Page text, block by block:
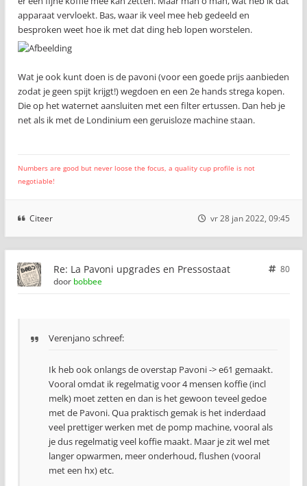
apparaat vervloekt. Bas, waar ik veel mee heb gedeeld en
besproken weet hoe ik met dat ding heb lopen worstelen.
Wat je ook kunt doen is de pavoni (voor een goede prijs aanbieden
zodat je geen spijt krijgt!) wegdoen en een 2e hands strega kopen.
Die op het waternet aansluiten met een filter ertussen. Dan heb je
net als ik met de Londinium een geruisloze machine staan.
Numbers are good but never loose the focus, a quality cup profile is not
negotiable!
Citeer vr 28 jan 2022, 09:45
Re: La Pavoni upgrades en Pressostaat
80
door bobbee
Verenjano schreef:
Ik heb ook onlangs de overstap Pavoni -> e61 gemaakt.
Vooral omdat ik regelmatig voor 4 mensen koffie (incl
melk) moet zetten en dan is het gewoon teveel gedoe
met de Pavoni. Qua praktisch gemak is het inderdaad
veel prettiger werken met de pomp machine, vooral als
je dus regelmatig veel koffie maakt. Maar je zit wel met
langer opwarmen, meer onderhoud, flushen (vooral
met een hx) etc.